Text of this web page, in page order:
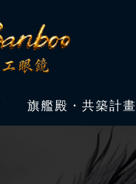
旗艦殿・共築計畫